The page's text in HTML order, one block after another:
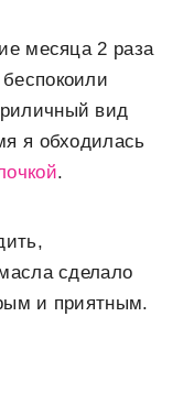
месяца 2 раза
вид
я обходилась
.
сделало
и приятным.